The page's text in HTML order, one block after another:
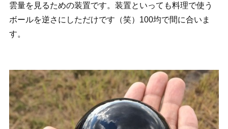
雲量を見るための装置です。装置といっても料理で使う
ボールを逆さにしただけです（笑）100均で間に合いま
す。